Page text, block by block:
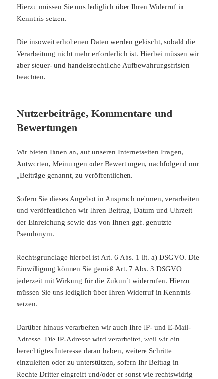
Hierzu müssen Sie uns lediglich über Ihren Widerruf in
Kenntnis setzen.
Die insoweit erhobenen Daten werden gelöscht, sobald die
Verarbeitung nicht mehr erforderlich ist. Hierbei müssen wir
aber steuer- und handelsrechtliche Aufbewahrungsfristen
beachten.
Nutzerbeiträge, Kommentare und
Bewertungen
Wir bieten Ihnen an, auf unseren Internetseiten Fragen,
Antworten, Meinungen oder Bewertungen, nachfolgend nur
„Beiträge genannt, zu veröffentlichen.
Sofern Sie dieses Angebot in Anspruch nehmen, verarbeiten
und veröffentlichen wir Ihren Beitrag, Datum und Uhrzeit
der Einreichung sowie das von Ihnen ggf. genutzte
Pseudonym.
Rechtsgrundlage hierbei ist Art. 6 Abs. 1 lit. a) DSGVO. Die
Einwilligung können Sie gemäß Art. 7 Abs. 3 DSGVO
jederzeit mit Wirkung für die Zukunft widerrufen. Hierzu
müssen Sie uns lediglich über Ihren Widerruf in Kenntnis
setzen.
Darüber hinaus verarbeiten wir auch Ihre IP- und E-Mail-
Adresse. Die IP-Adresse wird verarbeitet, weil wir ein
berechtigtes Interesse daran haben, weitere Schritte
einzuleiten oder zu unterstützen, sofern Ihr Beitrag in
Rechte Dritter eingreift und/oder er sonst wie rechtswidrig